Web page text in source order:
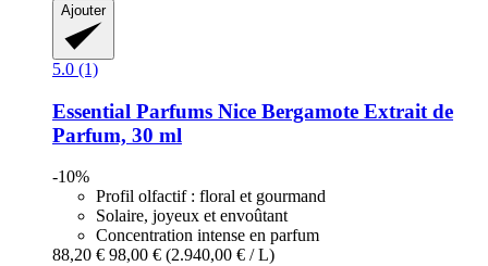
Ajouter
5.0 (1)
Essential Parfums Nice Bergamote Extrait de
Parfum, 30 ml
-10%
Profil olfactif : floral et gourmand
Solaire, joyeux et envoûtant
Concentration intense en parfum
88,20 € 98,00 € (2.940,00 € / L)